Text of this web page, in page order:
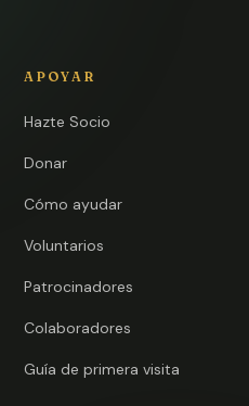
APOYAR
Hazte Socio
Donar
Cómo ayudar
Voluntarios
Patrocinadores
Colaboradores
Guía de primera visita